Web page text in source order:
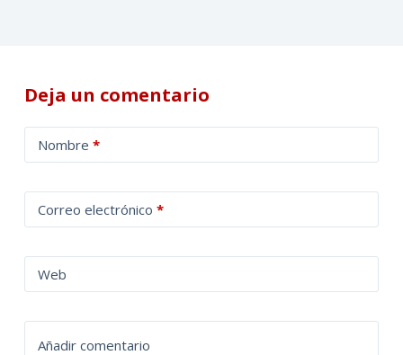
Deja un comentario
Nombre *
Correo electrónico *
Web
Añadir comentario
l
r
n
i